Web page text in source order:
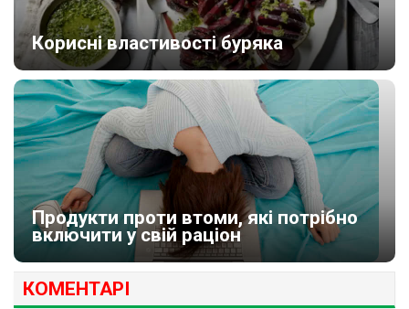
Корисні властивості буряка
Продукти проти втоми, які потрібно
включити у свій раціон
КОМЕНТАРІ